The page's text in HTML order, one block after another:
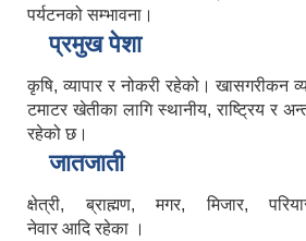
पर्यटनको सम्भावना।
प्रमुख पेशा
कृषि, व्यापार र नोकरी रहेको। खासगरीकन
टमाटर खेतीका लागि स्थानीय, राष्ट्रिय र
रहेको छ।
जातजाती
क्षेत्री, ब्राह्मण, मगर, मिजार,
नेवार आदि रहेका ।